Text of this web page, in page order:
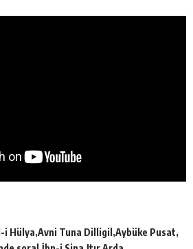
i Hülya Avni Tuna Dilligil Aybüke Pusat